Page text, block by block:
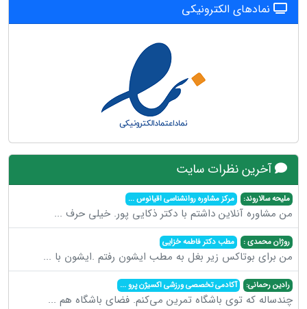
نمادهای الکترونیکی
آخرین نظرات سایت
ملیحه سالاروند: مرکز مشاوره روانشناسی اقیانوس...
من مشاوره آنلاین داشتم با دکتر ذکایی پور. خیلی حرف ...
روژان محمدی : مطب دکتر فاطمه خزایی
من برای بوتاکس زیر بغل به مطب ایشون رفتم .ایشون با ...
رادین رحمانی: آکادمی تخصصی ورزشی اکسیژن پرو...
چندساله که توی باشگاه تمرین می‌کنم. فضای باشگاه هم ...